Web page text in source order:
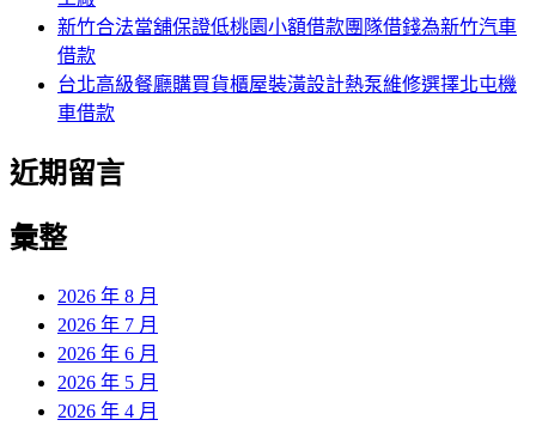
新竹合法當舖保證低桃園小額借款團隊借錢為新竹汽車
借款
台北高級餐廳購買貨櫃屋裝潢設計熱泵維修選擇北屯機
車借款
近期留言
彙整
2026 年 8 月
2026 年 7 月
2026 年 6 月
2026 年 5 月
2026 年 4 月